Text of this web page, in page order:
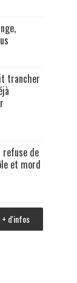
trancher
de
et mord
+ d'infos